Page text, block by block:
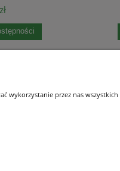
wykorzystanie przez nas